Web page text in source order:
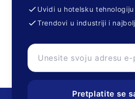
Uvidi u hotelsku tehnologiju
Trendovi u industriji i
Pretplatite se